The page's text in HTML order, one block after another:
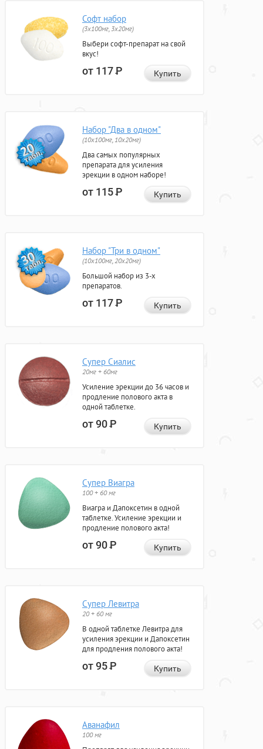
Софт набор
(3x100мг, 3x20мг)
Выбери софт-препарат на свой
вкус!
от 117Р Купить
Набор "Два в одном"
(10x100мг, 10x20мг)
Два самых популярных
препарата для усиления
эрекции в одном наборе!
от 115Р Купить
Набор "Три в одном"
(10x100мг, 20x20мг)
Большой набор из 3-х
препаратов.
от 117Р Купить
Супер Сиалис
20мг + 60мг
Усиление эрекции до 36 часов и
продление полового акта в
одной таблетке.
от 90Р Купить
Супер Виагра
100 + 60 мг
Виагра и Дапоксетин в одной
таблетке. Усиление эрекции и
продление полового акта!
от 90Р Купить
Супер Левитра
20 + 60 мг
В одной таблетке Левитра для
усиления эрекции и Дапоксетин
для продления полового акта!
от 95Р Купить
Аванафил
100 мг